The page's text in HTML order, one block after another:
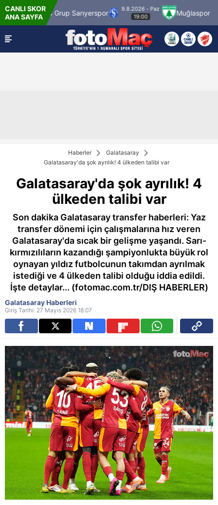
CANLI SKOR
ANA SAYFA
Grup Sarıyerspor
9.8.2026 - Paz
19:00
Muğlaspor Vanspor
Haberler
Galatasaray
Galatasaray'da şok ayrılık! 4 ülkeden talibi var
Galatasaray'da şok ayrılık! 4
ülkeden talibi var
Son dakika Galatasaray transfer haberleri: Yaz
transfer dönemi için çalışmalarına hız veren
Galatasaray'da sıcak bir gelişme yaşandı. Sarı-
kırmızılıların kazandığı şampiyonlukta büyük rol
oynayan yıldız futbolcunun takımdan ayrılmak
istediği ve 4 ülkeden talibi olduğu iddia edildi.
İşte detaylar... (fotomac.com.tr/DIŞ HABERLER)
Galatasaray Haberleri
Giriş Tarihi: 27 Mayıs 2026 18:07